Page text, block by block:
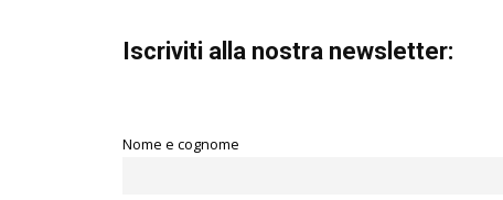
Iscriviti alla nostra newsletter:
Nome e cognome